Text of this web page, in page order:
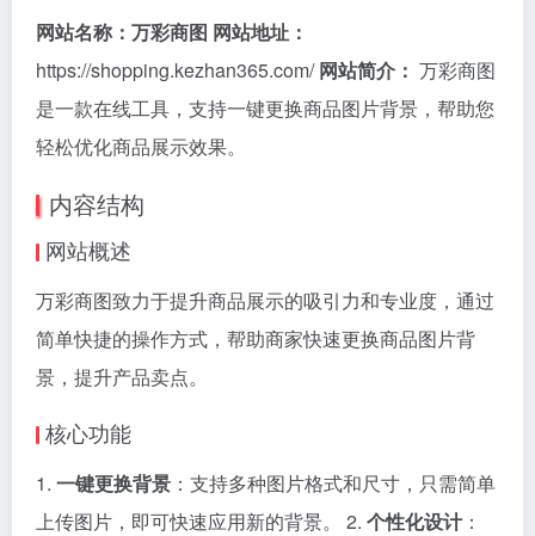
网站名称：万彩商图 网站地址：
https://shopping.kezhan365.com/网站简介： 万彩商图
是一款在线工具，支持一键更换商品图片背景，帮助您
轻松优化商品展示效果。
内容结构
网站概述
万彩商图致力于提升商品展示的吸引力和专业度，通过
简单快捷的操作方式，帮助商家快速更换商品图片背
景，提升产品卖点。
核心功能
1. 一键更换背景 ：支持多种图片格式和尺寸，只需简单
上传图片，即可快速应用新的背景。 2. 个性化设计：